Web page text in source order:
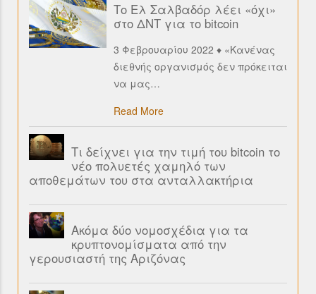
Το Ελ Σαλβαδόρ λέει «όχι»
στο ΔΝΤ για το bitcoin
3 Φεβρουαρίου 2022 ♦ «Κανένας
διεθνής οργανισμός δεν πρόκειται
να μας…
Read More
Τι δείχνει για την τιμή του bitcoin το
νέο πολυετές χαμηλό των
αποθεμάτων του στα ανταλλακτήρια
Ακόμα δύο νομοσχέδια για τα
κρυπτονομίσματα από την
γερουσιαστή της Αριζόνας